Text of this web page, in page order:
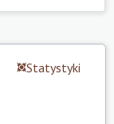
Statystyki